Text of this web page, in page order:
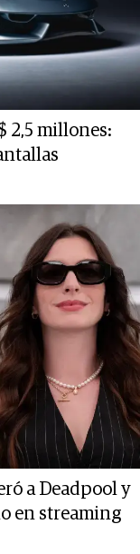
2,5 millones:
a Deadpool y
en streaming